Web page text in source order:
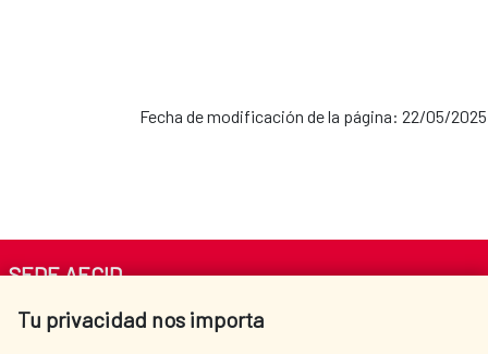
Fecha de modificación de la página: 22/05/2025
Tu privacidad nos importa
SEDE AECID
Av. Reyes Católicos 4 - 28040 Madrid